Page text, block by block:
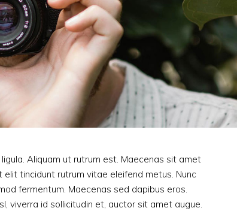
Aliquam ut rutrum est. Maecenas sit amet
tincidunt rutrum vitae eleifend metus. Nunc
fermentum. Maecenas sed dapibus eros.
viverra id sollicitudin et, auctor sit amet augue.